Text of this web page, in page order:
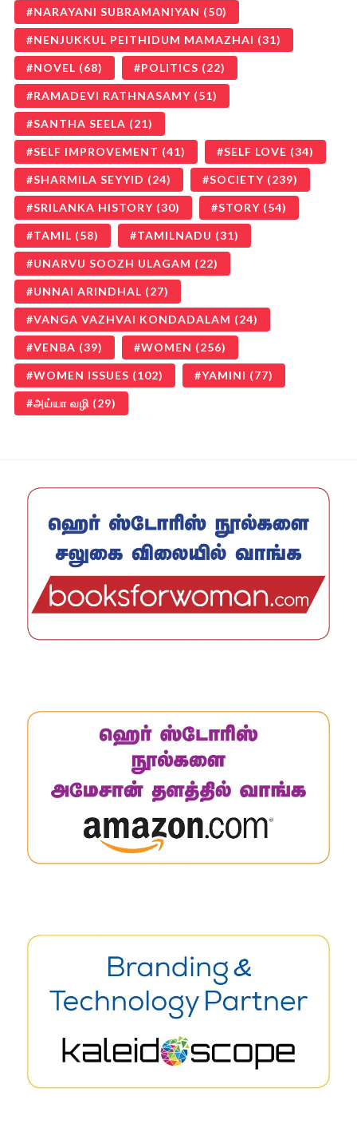
NARAYANI SUBRAMANIYAN (50)
NENJUKKUL PEITHIDUM MAMAZHAI (31)
NOVEL (68) POLITICS (22)
RAMADEVI RATHNASAMY (51)
SANTHA SEELA (21)
SELF IMPROVEMENT (41) SELF LOVE (34)
SHARMILA SEYYID (24) SOCIETY (239)
SRILANKA HISTORY (30) STORY (54)
TAMIL (58) TAMILNADU (31)
UNARVU SOOZH ULAGAM (22)
UNNAI ARINDHAL (27)
VANGA VAZHVAI KONDADALAM (24)
VENBA (39) WOMEN (256)
WOMEN ISSUES (102) YAMINI (77)
அய்யா வழி (29)